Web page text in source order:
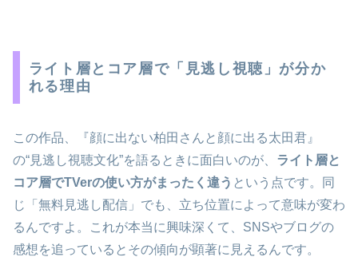
ライト層とコア層で「見逃し視聴」が分か
れる理由
この作品、『顔に出ない柏田さんと顔に出る太田君』
の“見逃し視聴文化”を語るときに面白いのが、 ライト層と
コア層でTVerの使い方がまったく違う という点です。同
じ「無料見逃し配信」でも、立ち位置によって意味が変わ
るんですよ。これが本当に興味深くて、SNSやブログの
感想を追っているとその傾向が顕著に見えるんです。